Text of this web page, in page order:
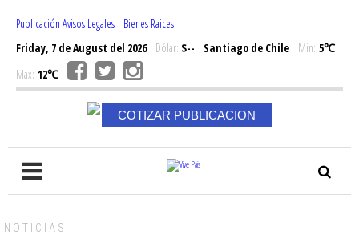
Publicación Avisos Legales | Bienes Raices
Friday, 7 de August del 2026Dólar: $-- Santiago de Chile Min: 5℃
Max: 12℃
COTIZAR PUBLICACION
NOTICIAS